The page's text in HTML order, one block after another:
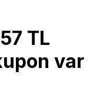
TL
var